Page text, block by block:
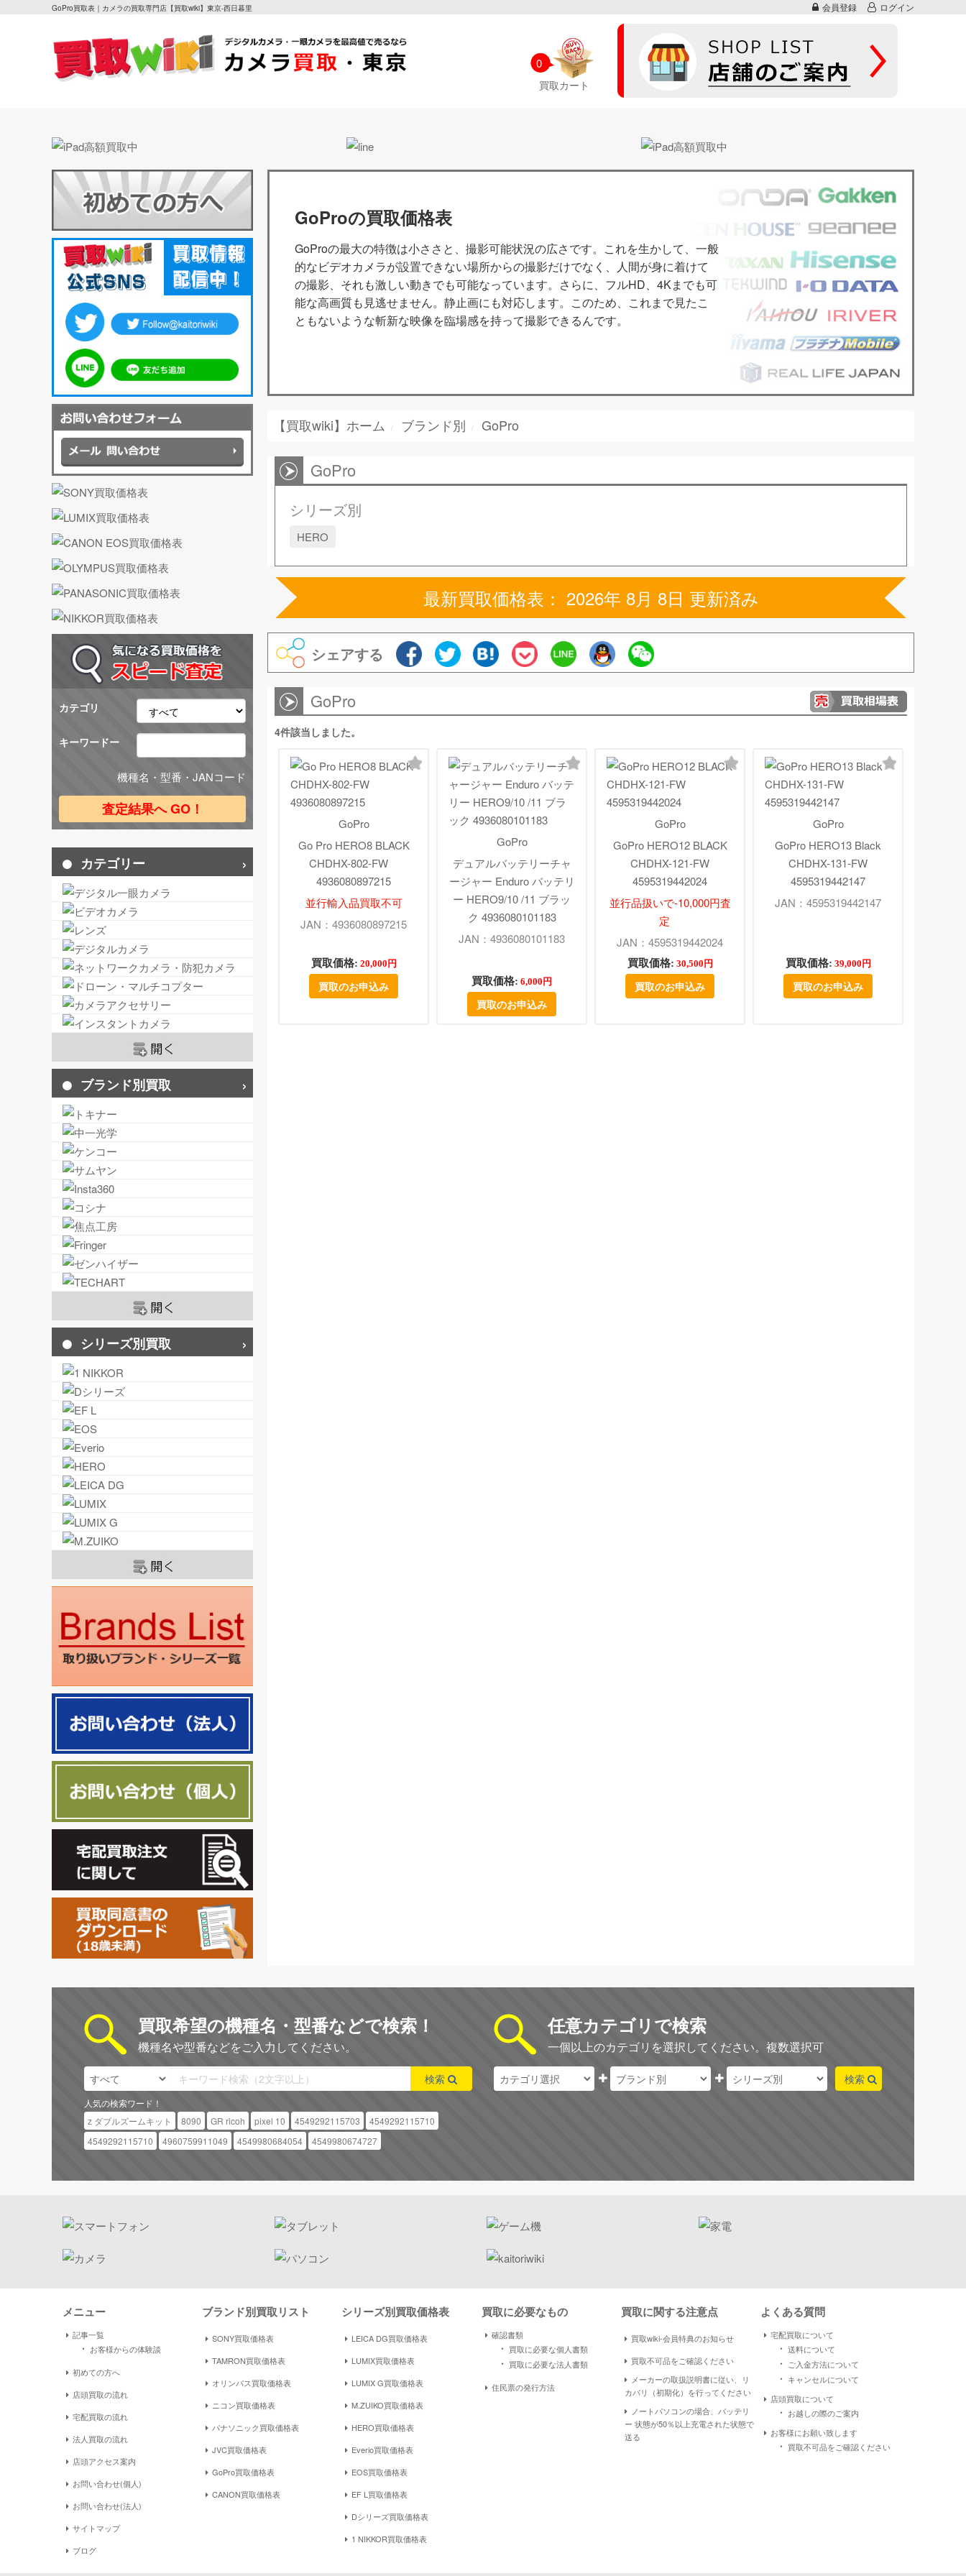
GoPro買取表｜カメラの買取専門店【買取wiki】東京-西日暮里 会員登録 ログイン
0
買取カート
カテゴリ
キーワードー
機種名・型番・JANコード
カテゴリー
ブランド別買取
シリーズ別買取
GoProの買取価格表
GoProの最大の特徴は小ささと、撮影可能状況の広さです。これを生かして、一般
的なビデオカメラが設置できない場所からの撮影だけでなく、人間が身に着けて
の撮影、それも激しい動きでも可能なっています。さらに、フルHD、4Kまでも可
能な高画質も見逃せません。静止画にも対応します。このため、これまで見たこ
ともないような斬新な映像を臨場感を持って撮影できるんです。
【買取wiki】ホーム ブランド別 GoPro
GoPro
シリーズ別
HERO
最新買取価格表： 2026年 8月 8日 更新済み
シェアする
GoPro
4件該当しました。
GoPro
Go Pro HERO8 BLACK
CHDHX-802-FW
4936080897215
並行輸入品買取不可
JAN：4936080897215
買取価格: 20,000円
買取のお申込み
GoPro
デュアルバッテリーチャ
ージャー Enduro バッテリ
ー HERO9/10 /11 ブラッ
ク 4936080101183
JAN：4936080101183
買取価格: 6,000円
買取のお申込み
GoPro
GoPro HERO12 BLACK
CHDHX-121-FW
4595319442024
並行品扱いで-10,000円査
定
JAN：4595319442024
買取価格: 30,500円
買取のお申込み
GoPro
GoPro HERO13 Black
CHDHX-131-FW
4595319442147
JAN：4595319442147
買取価格: 39,000円
買取のお申込み
買取希望の機種名・型番などで検索！
機種名や型番などをご入力してください。
検索
人気の検索ワード！
z ダブルズームキット
8090 GR ricoh pixel 10 4549292115703
4549292115710
4549292115710
4960759911049 4549980684054 4549980674727
任意カテゴリで検索
一個以上のカテゴリを選択してください。複数選択可
検索
メニュー
記事一覧
・ お客様からの体験談
初めての方へ
店頭買取の流れ
宅配買取の流れ
法人買取の流れ
店頭アクセス案内
お問い合わせ(個人)
お問い合わせ(法人)
サイトマップ
ブログ
ブランド別買取リスト
SONY買取価格表
TAMRON買取価格表
オリンパス買取価格表
ニコン買取価格表
パナソニック買取価格表
JVC買取価格表
GoPro買取価格表
CANON買取価格表
シリーズ別買取価格表
LEICA DG買取価格表
LUMIX買取価格表
LUMIX G買取価格表
M.ZUIKO買取価格表
HERO買取価格表
Everio買取価格表
EOS買取価格表
EF L買取価格表
Dシリーズ買取価格表
1 NIKKOR買取価格表
買取に必要なもの
確認書類
・ 買取に必要な個人書類
・ 買取に必要な法人書類
住民票の発行方法
買取に関する注意点
買取wiki-会員特典のお知らせ
買取不可品をご確認ください
メーカーの取扱説明書に従い、リ
カバリ（初期化）を行ってください
ノートパソコンの場合、バッテリ
ー 状態が50％以上充電された状態で
送る
よくある質問
宅配買取について
・ 送料について
・ ご入金方法について
・ キャンセルについて
店頭買取について
・ お越しの際のご案内
お客様にお願い致します
・ 買取不可品をご確認ください